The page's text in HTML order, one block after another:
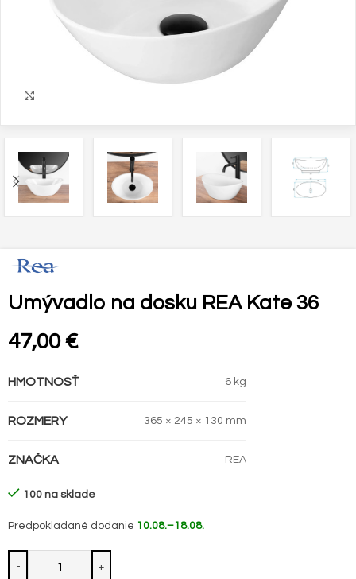
Umývadlo na dosku REA Kate 36
47,00€
HMOTNOSŤ 6 kg
ROZMERY 365 × 245 × 130 mm
ZNAČKA REA
100 na sklade
Predpokladané dodanie 10.08.–18.08.